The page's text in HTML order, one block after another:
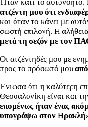
Ήταν κάτι το αυτονόητο.
ατζέντη μου ότι
και όταν το κάνει με
σωστή επιλογή. Η αλήθεια
μετά τη σεζόν με τον
Οι ατζέντηδές μου με
προς το πρόσωπό μου
Ένιωσα ότι η καλύτερη
Θεσσαλονίκη είναι και
επομένως ήταν ένας
υπογράψω στον